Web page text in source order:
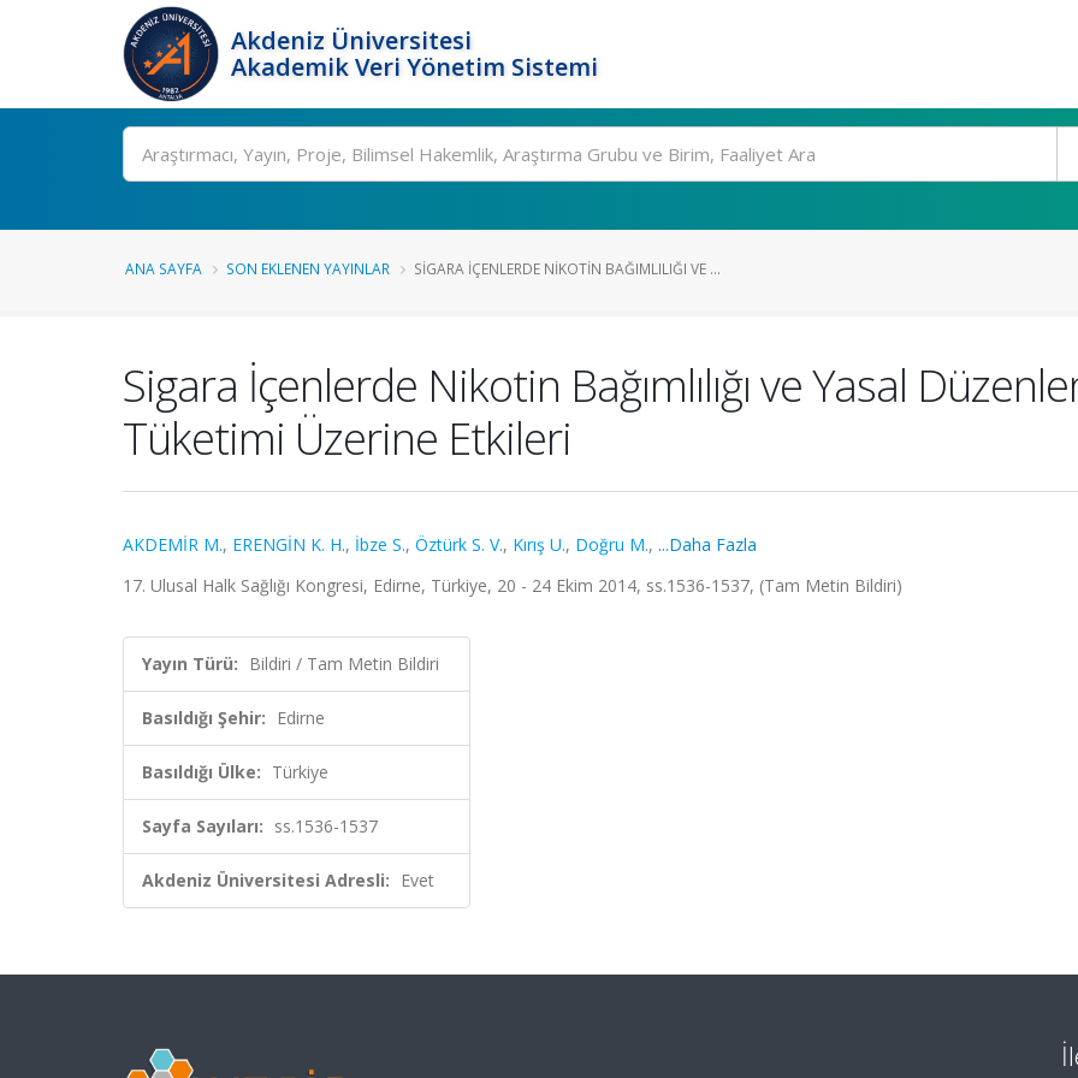
Akdeniz Üniversitesi
Akademik Veri Yönetim Sistemi
Ara
ANA SAYFA SON EKLENEN YAYINLAR SIGARA İÇENLERDE NIKOTIN BAĞIMLILIĞI VE ...
Sigara İçenlerde Nikotin Bağımlılığı ve Yasal
Tüketimi Üzerine Etkileri
AKDEMİR M., ERENGİN K. H., İbze S., Öztürk S. V., Kırış U., Doğru M., ...Daha Fazla
17. Ulusal Halk Sağlığı Kongresi, Edirne, Türkiye, 20 - 24 Ekim 2014, ss.1536-1537, (Tam Metin Bildiri)
Yayın Türü: Bildiri / Tam Metin Bildiri
Basıldığı Şehir: Edirne
Basıldığı Ülke: Türkiye
Sayfa Sayıları: ss.1536-1537
Akdeniz Üniversitesi Adresli: Evet